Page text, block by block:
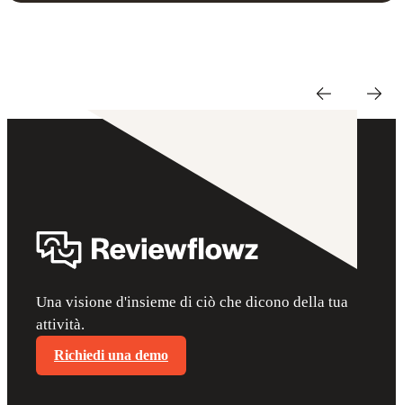
Una visione d'insieme di ciò che dicono della tua
attività.
Richiedi una demo